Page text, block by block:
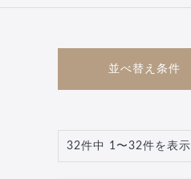
並べ替え条件
32件中 1〜32件を表示